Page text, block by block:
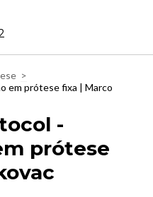
>
em prótese fixa | Marco
-
prótese